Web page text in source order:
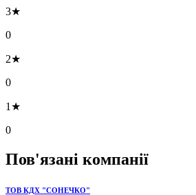
3★
0
2★
0
1★
0
Пов'язані компанії
ТОВ КДХ "СОНЕЧКО"